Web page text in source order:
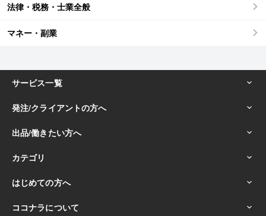
法律・税務・士業全般
マネー・副業